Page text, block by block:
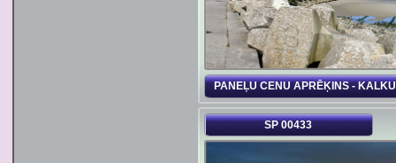
PANEĻU CENU APRĒĶINS -
SP 00433